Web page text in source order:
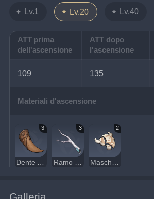
Lv.1 Lv.20 Lv.40
ATT prima
dell'ascensione
ATT dopo
l'ascensione
109 135
Materiali d'ascensione
3
Dente da latte del Lupo boreale
3
Ramo geomantico secco
2
Maschera danneggiata
Galleria